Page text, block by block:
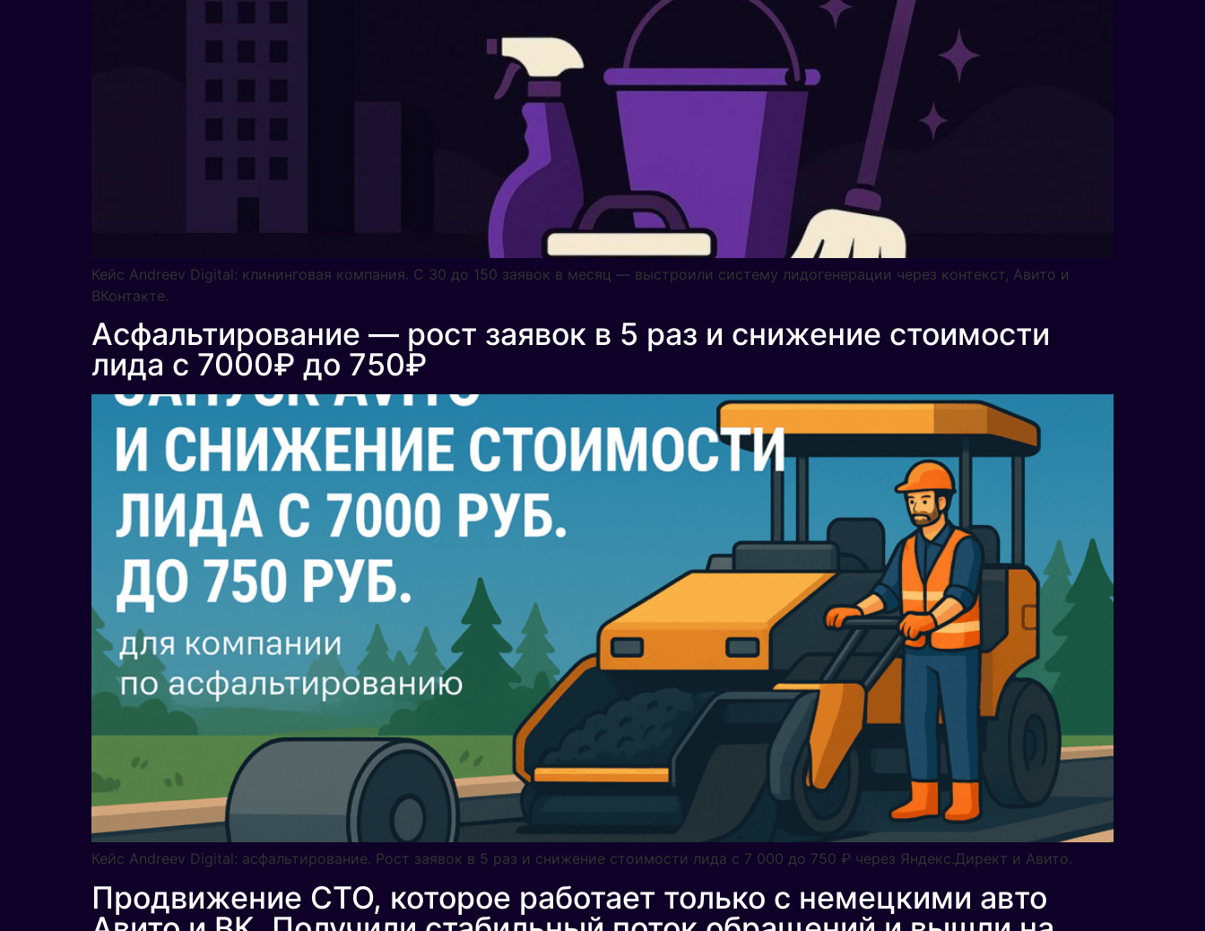
Кейс Andreev Digital: клининговая компания. С 30 до 150 заявок в месяц — выстроили систему лидогенерации через контекст, Авито и
ВКонтакте.
Асфальтирование — рост заявок в 5 раз и снижение стоимости
лида с 7000₽ до 750₽
Кейс Andreev Digital: асфальтирование. Рост заявок в 5 раз и снижение стоимости лида с 7 000 до 750 ₽ через Яндекс.Директ и Авито.
Продвижение СТО, которое работает только с немецкими авто